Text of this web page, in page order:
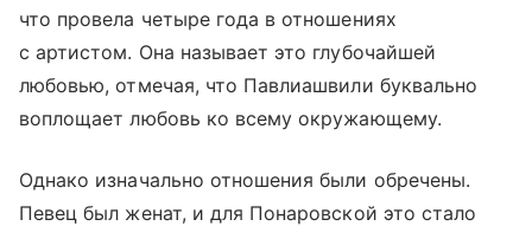
что провела четыре года в отношениях
с артистом. Она называет это глубочайшей
любовью, отмечая, что Павлиашвили буквально
воплощает любовь ко всему окружающему.
Однако изначально отношения были обречены.
Певец был женат, и для Понаровской это стало